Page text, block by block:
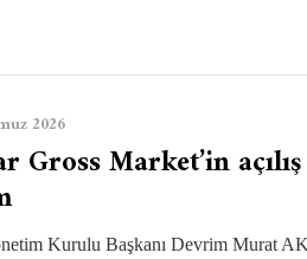
2026
Gross Market’in
Kurulu Başkanı Devrim Murat